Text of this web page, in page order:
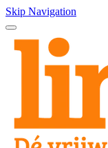
Skip Navigation